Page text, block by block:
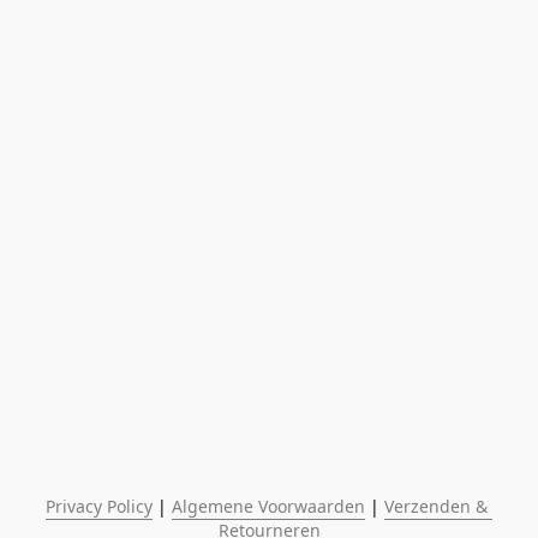
Privacy Policy | Algemene Voorwaarden | Verzenden &
Retourneren